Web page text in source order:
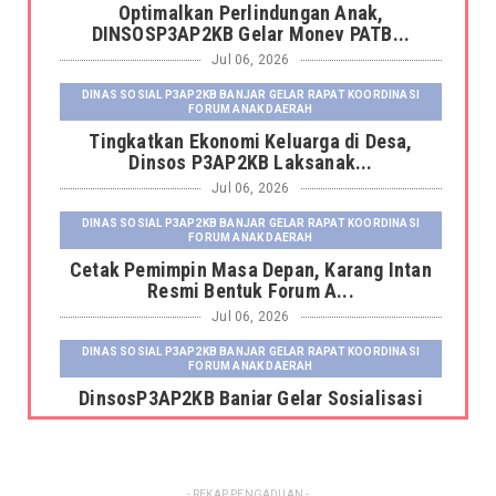
Optimalkan Perlindungan Anak,
DINSOSP3AP2KB Gelar Monev PATB...
Jul 06, 2026
DINAS SOSIAL P3AP2KB BANJAR GELAR RAPAT KOORDINASI
FORUM ANAK DAERAH
Tingkatkan Ekonomi Keluarga di Desa,
Dinsos P3AP2KB Laksanak...
Jul 06, 2026
DINAS SOSIAL P3AP2KB BANJAR GELAR RAPAT KOORDINASI
FORUM ANAK DAERAH
Cetak Pemimpin Masa Depan, Karang Intan
Resmi Bentuk Forum A...
Jul 06, 2026
DINAS SOSIAL P3AP2KB BANJAR GELAR RAPAT KOORDINASI
FORUM ANAK DAERAH
DinsosP3AP2KB Banjar Gelar Sosialisasi
Pemutakhiran dan Pemb...